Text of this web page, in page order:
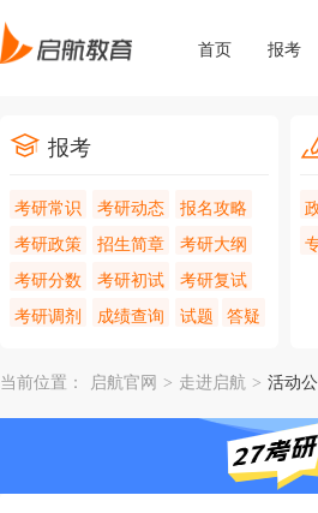
首页 报考
报考
考研常识 考研动态
报名攻略
考研政策
招生简章
考研大纲
考研分数
考研初试
考研复试
考研调剂
成绩查询 试题 答疑
当前位置： 启航官网 > 走进启航 > 活动